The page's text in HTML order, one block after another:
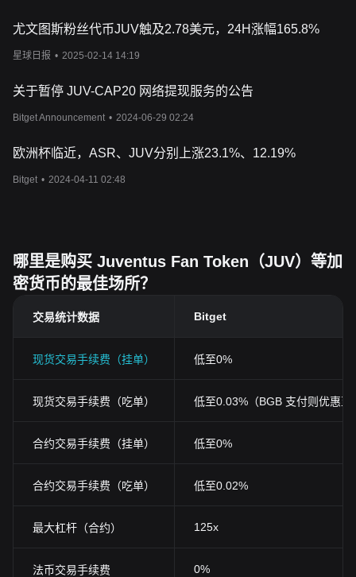
尤文图斯粉丝代币JUV触及2.78美元，24H涨幅165.8%
星球日报 • 2025-02-14 14:19
关于暂停 JUV-CAP20 网络提现服务的公告
Bitget Announcement • 2024-06-29 02:24
欧洲杯临近，ASR、JUV分别上涨23.1%、12.19%
Bitget • 2024-04-11 02:48
哪里是购买 Juventus Fan Token（JUV）等加
密货币的最佳场所？
交易统计数据 Bitget
现货交易手续费（挂单） 低至0%
现货交易手续费（吃单） 低至0.03%（BGB 支付则优惠至
合约交易手续费（挂单） 低至0%
合约交易手续费（吃单） 低至0.02%
最大杠杆（合约） 125x
法币交易手续费 0%